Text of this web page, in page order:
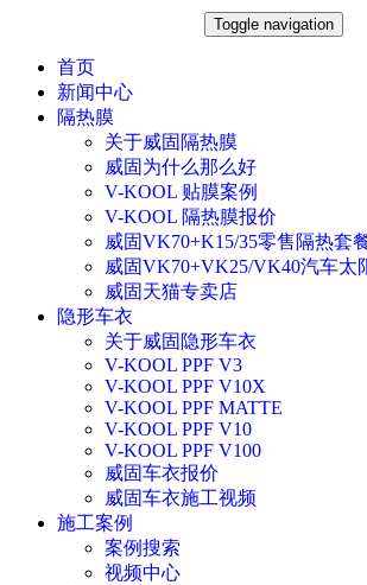
Toggle navigation
首页
新闻中心
隔热膜
关于威固隔热膜
威固为什么那么好
V-KOOL 贴膜案例
V-KOOL 隔热膜报价
威固VK70+K15/35零售隔热套
威固VK70+VK25/VK40汽车太
威固天猫专卖店
隐形车衣
关于威固隐形车衣
V-KOOL PPF V3
V-KOOL PPF V10X
V-KOOL PPF MATTE
V-KOOL PPF V10
V-KOOL PPF V100
威固车衣报价
威固车衣施工视频
施工案例
案例搜索
视频中心